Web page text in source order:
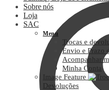
Sobre nós
Loja
SAC
Menu
Trocas e
Envio e Prazo
Acompanhar
Minha Conta
Image Feature
Devoluções